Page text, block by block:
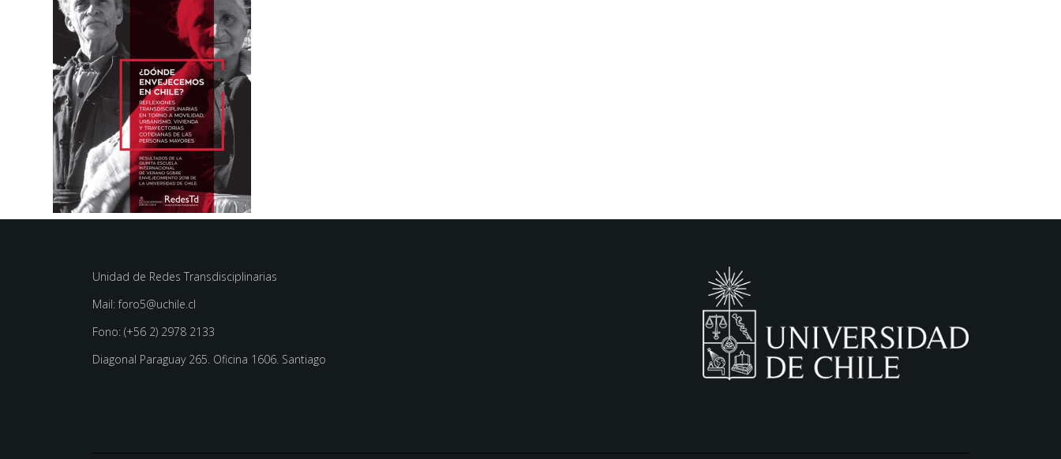
Unidad de Redes Transdisciplinarias
Mail: foro5@uchile.cl
Fono: (+56 2) 2978 2133
Diagonal Paraguay 265. Oficina 1606. Santiago